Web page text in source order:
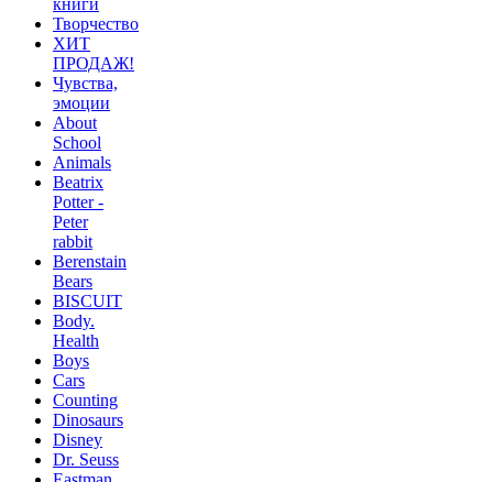
книги
Творчество
ХИТ
ПРОДАЖ!
Чувства,
эмоции
About
School
Animals
Beatrix
Potter -
Peter
rabbit
Berenstain
Bears
BISCUIT
Body.
Health
Boys
Cars
Counting
Dinosaurs
Disney
Dr. Seuss